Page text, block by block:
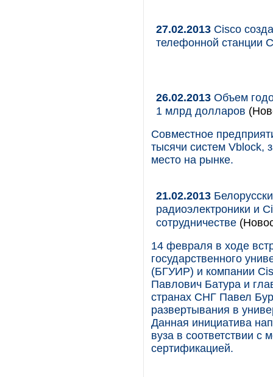
27.02.2013 Cisco
телефонной станции
26.02.2013 Объем
1 млрд долларов
Совместное
тысячи систем Vblock,
место на рынке.
21.02.2013
радиоэлектроники и
сотрудничестве
14 февраля в ходе
государственного
(БГУИР) и компании
Павлович Батура и
странах СНГ Павел
развертывания в
Данная инициатива
вуза в соответствии
сертификацией.